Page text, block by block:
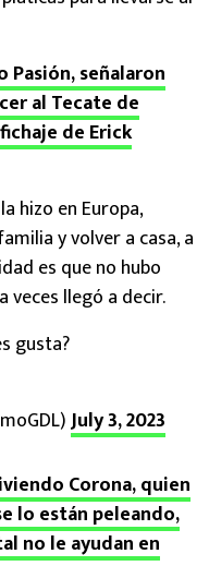
Pasión, señalaron
al Tecate de
de Erick
hizo en Europa,
y volver a casa, a
es que no hubo
llegó a decir.
gusta?
July 3, 2023
Corona, quien
lo están peleando,
no le ayudan en